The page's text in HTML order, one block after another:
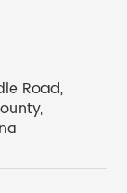
Road,